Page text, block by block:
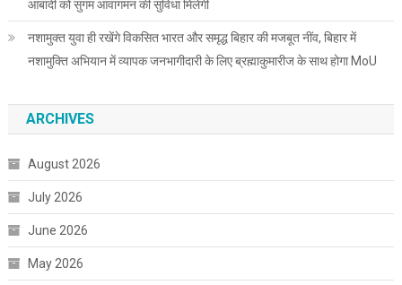
आबादी को सुगम आवागमन की सुविधा मिलेगी
नशामुक्त युवा ही रखेंगे विकसित भारत और समृद्ध बिहार की मजबूत नींव, बिहार में
नशामुक्ति अभियान में व्यापक जनभागीदारी के लिए ब्रह्माकुमारीज के साथ होगा MoU
ARCHIVES
August 2026
July 2026
June 2026
May 2026